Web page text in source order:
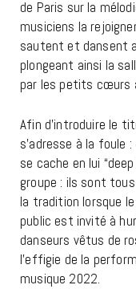
de Paris sur la
musiciens la
sautent et dansent
plongeant ainsi la
par les petits cœurs
Afin d’introduire le
s’adresse à la foule
se cache en lui
groupe : ils sont
la tradition lorsque
public est invité à
danseurs vêtus de
l’effigie de la
musique 2022.